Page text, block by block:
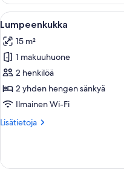
Avaa
kaikki
huonetyypin
Lumpeenkukka
kuvat
11
Lumpeenkukka
15 m²
1 makuuhuone
2 henkilöä
2 yhden hengen sänkyä
Ilmainen Wi-Fi
Lisätietoja
Lisätietoja